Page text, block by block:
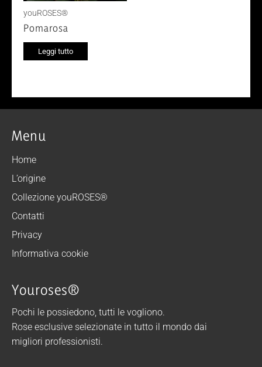
youROSES®
Pomarosa
Leggi tutto
Menu
Home
L’origine
Collezione youROSES®
Contatti
Privacy
Informativa cookie
Youroses®
Pochi le possiedono, tutti le vogliono.
Rose esclusive selezionate in tutto il mondo dai
migliori professionisti.